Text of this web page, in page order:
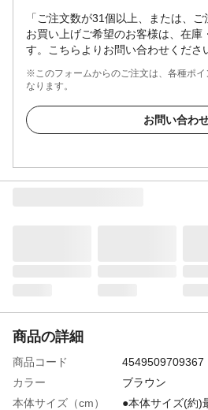
「ご注文数が31個以上、または、
お買い上げご希望のお客様は、在庫
す。こちらよりお問い合わせくださ
※このフォームからのご注文は、各種ポイ
なります。
お問い合わ
商品の詳細
商品コード
4549509709367
カラー
ブラウン
本体サイズ（cm）
●本体サイズ(約)